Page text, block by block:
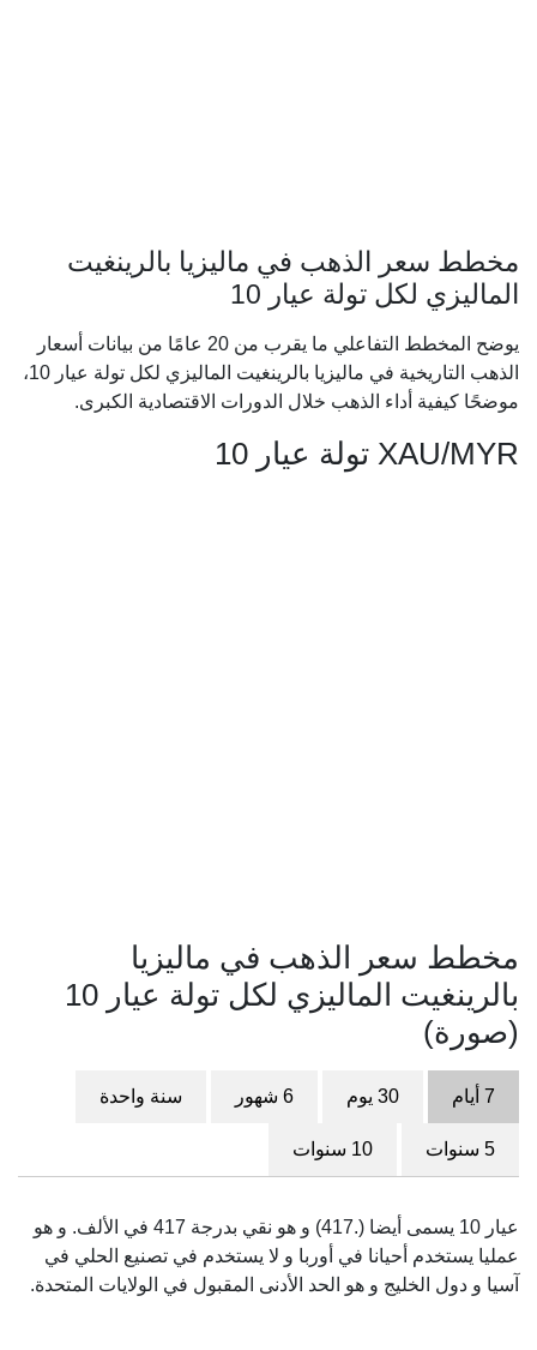
مخطط سعر الذهب في ماليزيا بالرينغيت
الماليزي لكل تولة عيار 10
يوضح المخطط التفاعلي ما يقرب من 20 عامًا من بيانات أسعار
الذهب التاريخية في ماليزيا بالرينغيت الماليزي لكل تولة عيار 10،
موضحًا كيفية أداء الذهب خلال الدورات الاقتصادية الكبرى.
XAU/MYR تولة عيار 10
مخطط سعر الذهب في ماليزيا
بالرينغيت الماليزي لكل تولة عيار 10
(صورة)
7 أيام 30 يوم 6 شهور سنة واحدة
5 سنوات 10 سنوات
عيار 10 يسمى أيضا (.417) و هو نقي بدرجة 417 في الألف. و هو
عمليا يستخدم أحيانا في أوربا و لا يستخدم في تصنيع الحلي في
آسيا و دول الخليج و هو الحد الأدنى المقبول في الولايات المتحدة.